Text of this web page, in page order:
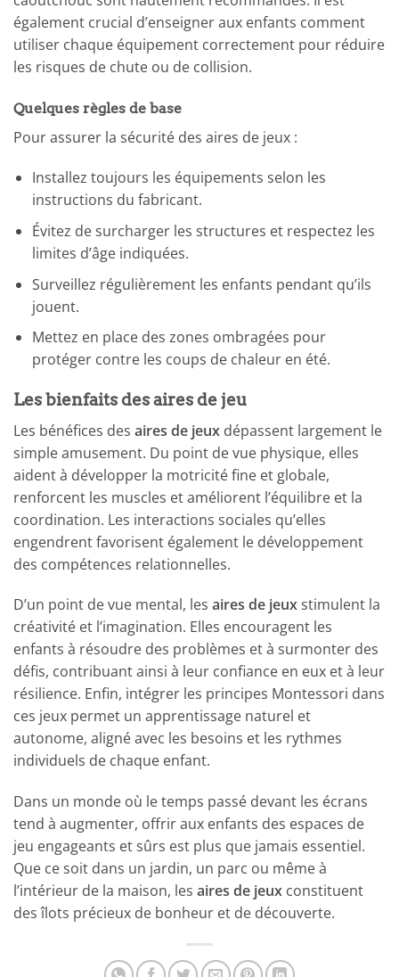
également crucial d’enseigner aux enfants comment
utiliser chaque équipement correctement pour réduire
les risques de chute ou de collision.
Quelques règles de base
Pour assurer la sécurité des aires de jeux :
Installez toujours les équipements selon les
instructions du fabricant.
Évitez de surcharger les structures et respectez les
limites d’âge indiquées.
Surveillez régulièrement les enfants pendant qu’ils
jouent.
Mettez en place des zones ombragées pour
protéger contre les coups de chaleur en été.
Les bienfaits des aires de jeu
Les bénéfices des aires de jeux dépassent largement le
simple amusement. Du point de vue physique, elles
aident à développer la motricité fine et globale,
renforcent les muscles et améliorent l’équilibre et la
coordination. Les interactions sociales qu’elles
engendrent favorisent également le développement
des compétences relationnelles.
D’un point de vue mental, les aires de jeuxstimulent la
créativité et l’imagination. Elles encouragent les
enfants à résoudre des problèmes et à surmonter des
défis, contribuant ainsi à leur confiance en eux et à leur
résilience. Enfin, intégrer les principes Montessori dans
ces jeux permet un apprentissage naturel et
autonome, aligné avec les besoins et les rythmes
individuels de chaque enfant.
Dans un monde où le temps passé devant les écrans
tend à augmenter, offrir aux enfants des espaces de
jeu engageants et sûrs est plus que jamais essentiel.
Que ce soit dans un jardin, un parc ou même à
l’intérieur de la maison, les aires de jeux constituent
des îlots précieux de bonheur et de découverte.